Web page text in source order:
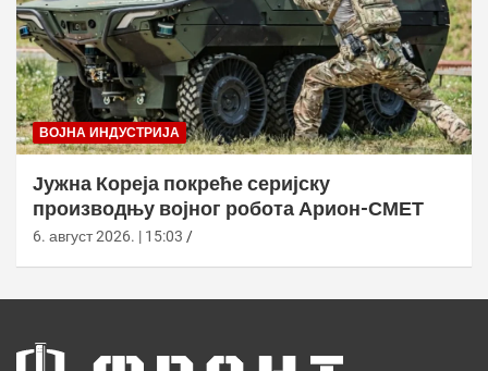
ВОЈНА ИНДУСТРИЈА
Јужна Кореја покреће серијску
производњу војног робота Арион-СМЕТ
6. август 2026. | 15:03